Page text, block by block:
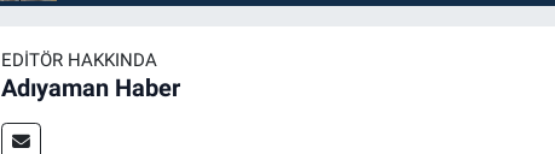
EDITÖR HAKKINDA
Adıyaman Haber